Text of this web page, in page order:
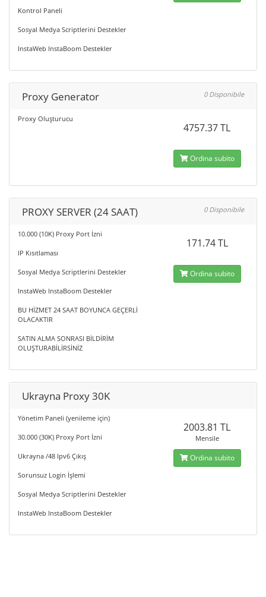
Kontrol Paneli
Sosyal Medya Scriptlerini Destekler
InstaWeb InstaBoom Destekler
Proxy Generator 0 Disponibile
Proxy Oluşturucu
4757.37 TL
Ordina subito
PROXY SERVER (24 SAAT) 0 Disponibile
10.000 (10K) Proxy Port İzni
IP Kısıtlaması
Sosyal Medya Scriptlerini Destekler
InstaWeb InstaBoom Destekler
BU HİZMET 24 SAAT BOYUNCA GEÇERLİ
OLACAKTIR
SATIN ALMA SONRASI BİLDİRİM
OLUŞTURABİLİRSİNİZ
171.74 TL
Ordina subito
Ukrayna Proxy 30K
Yönetim Paneli (yenileme için)
30.000 (30K) Proxy Port İzni
Ukrayna /48 Ipv6 Çıkış
Sorunsuz Login İşlemi
Sosyal Medya Scriptlerini Destekler
InstaWeb InstaBoom Destekler
2003.81 TL
Mensile
Ordina subito